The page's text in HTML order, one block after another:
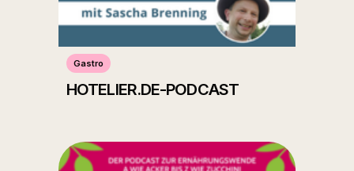
Gastro
HOTELIER.DE-PODCAST